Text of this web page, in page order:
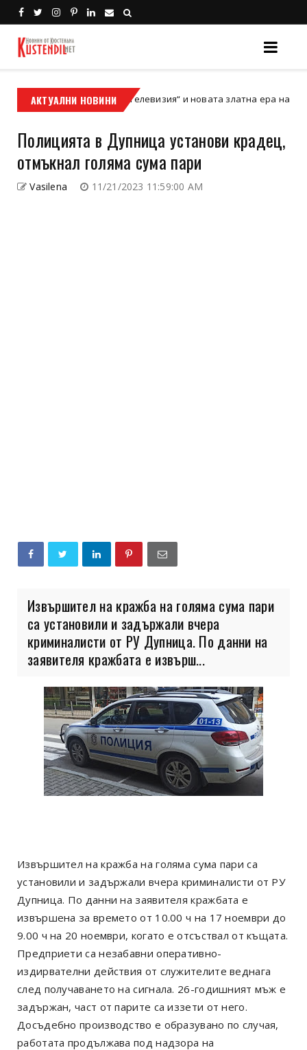
АКТУАЛНИ НОВИНИ
на „Престижната телевизия“ и новата златна ера на кино-
Полицията в Дупница установи крадец,
отмъкнал голяма сума пари
Vasilena 11/21/2023 11:59:00 AM
Извършител на кражба на голяма сума пари
са установили и задържали вчера
криминалисти от РУ Дупница. По данни на
заявителя кражбата е извърш...
Извършител на кражба на голяма сума пари са
установили и задържали вчера криминалисти от РУ
Дупница. По данни на заявителя кражбата е
извършена за времето от 10.00 ч на 17 ноември до
9.00 ч на 20 ноември, когато е отсъствал от къщата.
Предприети са незабавни оперативно-
издирвателни действия от служителите веднага
след получаването на сигнала. 26-годишният мъж е
задържан, част от парите са иззети от него.
Досъдебно производство е образувано по случая,
работата продължава под надзора на